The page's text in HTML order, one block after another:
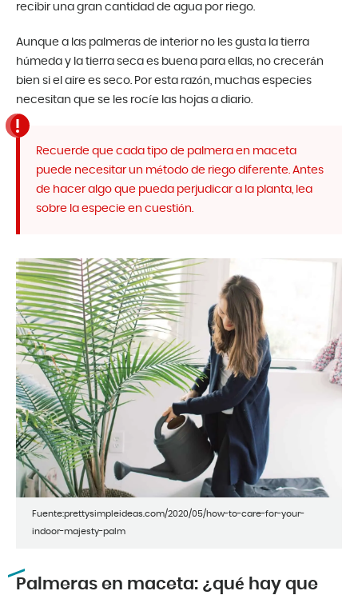
recibir una gran cantidad de agua por riego.
Aunque a las palmeras de interior no les gusta la tierra
húmeda y la tierra seca es buena para ellas, no crecerán
bien si el aire es seco. Por esta razón, muchas especies
necesitan que se les rocíe las hojas a diario.
Recuerde que cada tipo de palmera en maceta
puede necesitar un método de riego diferente. Antes
de hacer algo que pueda perjudicar a la planta, lea
sobre la especie en cuestión.
Fuente:prettysimpleideas.com/2020/05/how-to-care-for-your-
indoor-majesty-palm
Palmeras en maceta: ¿qué hay que